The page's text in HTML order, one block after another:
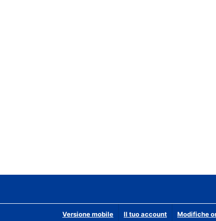
Versione mobile Il tuo account Modifiche